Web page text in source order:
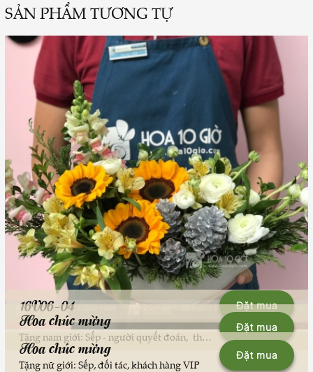
SẢN PHẨM TƯƠNG TỰ
16V06-04 Đặt mua
Hoa chúc mừng Đặt mua
Tặng nam giới: Sếp - người quyết đoán, thẳng thắn
Hoa chúc mừng Đặt mua
Tặng nữ giới: Sếp, đối tác, khách hàng VIP